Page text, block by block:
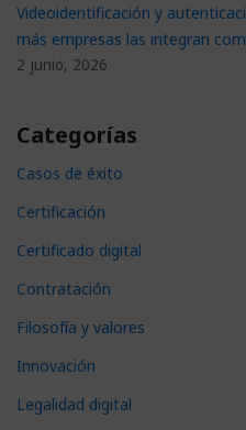
Videoidentificación y
más empresas las integran
2 junio, 2026
Categorías
Casos de éxito
Certificación
Certificado digital
Contratación
Filosofía y valores
Innovación
Legalidad digital